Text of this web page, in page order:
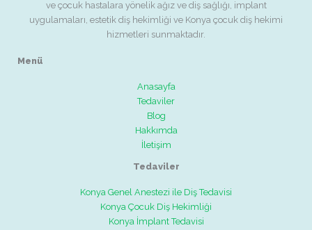
ve çocuk hastalara yönelik ağız ve diş sağlığı, implant
uygulamaları, estetik diş hekimliği ve Konya çocuk diş hekimi
hizmetleri sunmaktadır.
Menü
Anasayfa
Tedaviler
Blog
Hakkımda
İletişim
Tedaviler
Konya Genel Anestezi ile Diş Tedavisi
Konya Çocuk Diş Hekimliği
Konya İmplant Tedavisi